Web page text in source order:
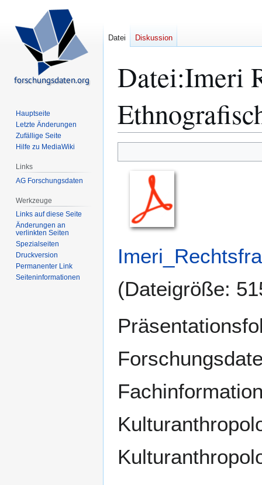
Datei:Imeri
Navigation
springen
Suche
springen
(Dateigröße:
Datei Diskussion
Hauptseite
Letzte Änderungen
Zufällige Seite
Hilfe zu MediaWiki
Links
AG Forschungsdaten
Werkzeuge
Links auf diese Seite
Änderungen an
verlinkten Seiten
Spezialseiten
Druckversion
Permanenter Link
Seiten­­informationen